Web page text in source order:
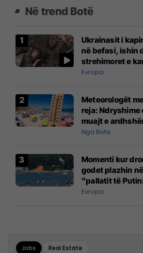
Në trend Botë
Ukrainasit i
në befasi, ishin
strehimoret e
Evropa
Meteorologët
reja: Ndryshime
muajt e
pazakontë
Nga Bota
Momenti kur
godet plazhin
"pallatit të
Evropa
Jobs Real Estate